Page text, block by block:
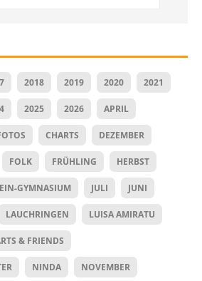
2018 2019 2020 2021
2025 2026 APRIL
CHARTS DEZEMBER
FOLK FRÜHLING HERBST
GYMNASIUM JULI JUNI
LAUCHRINGEN LUISA AMIRATU
& FRIENDS
NINDA NOVEMBER